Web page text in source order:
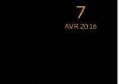
7
AVR 2016